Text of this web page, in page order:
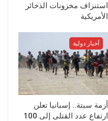
استنزاف مخزونات الذخائر
الأمريكية
أخبار دولية
أزمة سبتة.. إسبانيا تعلن
ارتفاع عدد القتلى إلى 100